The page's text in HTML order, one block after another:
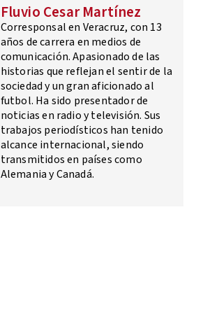
Fluvio Cesar Martínez
Corresponsal en Veracruz, con 13
años de carrera en medios de
comunicación. Apasionado de las
historias que reflejan el sentir de la
sociedad y un gran aficionado al
futbol. Ha sido presentador de
noticias en radio y televisión. Sus
trabajos periodísticos han tenido
alcance internacional, siendo
transmitidos en países como
Alemania y Canadá.